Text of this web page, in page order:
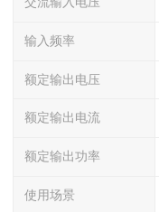
输入频率
额定输出电压
额定输出电流
额定输出功率
使用场景